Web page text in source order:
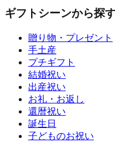
ギフトシーンから探
贈り物・プレゼント
手土産
プチギフト
結婚祝い
出産祝い
お礼・お返し
還暦祝い
誕生日
子どものお祝い